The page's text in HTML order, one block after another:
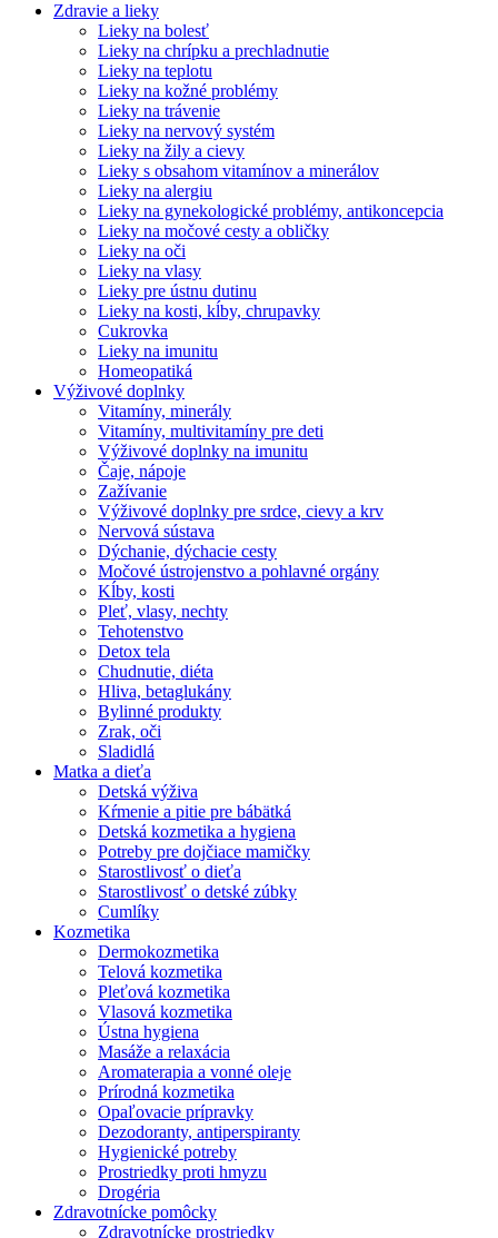
Zdravie a lieky
Lieky na bolesť
Lieky na chrípku a prechladnutie
Lieky na teplotu
Lieky na kožné problémy
Lieky na trávenie
Lieky na nervový systém
Lieky na žily a cievy
Lieky s obsahom vitamínov a minerálov
Lieky na alergiu
Lieky na gynekologické problémy, antikoncepcia
Lieky na močové cesty a obličky
Lieky na oči
Lieky na vlasy
Lieky pre ústnu dutinu
Lieky na kosti, kĺby, chrupavky
Cukrovka
Lieky na imunitu
Homeopatiká
Výživové doplnky
Vitamíny, minerály
Vitamíny, multivitamíny pre deti
Výživové doplnky na imunitu
Čaje, nápoje
Zažívanie
Výživové doplnky pre srdce, cievy a krv
Nervová sústava
Dýchanie, dýchacie cesty
Močové ústrojenstvo a pohlavné orgány
Kĺby, kosti
Pleť, vlasy, nechty
Tehotenstvo
Detox tela
Chudnutie, diéta
Hliva, betaglukány
Bylinné produkty
Zrak, oči
Sladidlá
Matka a dieťa
Detská výživa
Kŕmenie a pitie pre bábätká
Detská kozmetika a hygiena
Potreby pre dojčiace mamičky
Starostlivosť o dieťa
Starostlivosť o detské zúbky
Cumlíky
Kozmetika
Dermokozmetika
Telová kozmetika
Pleťová kozmetika
Vlasová kozmetika
Ústna hygiena
Masáže a relaxácia
Aromaterapia a vonné oleje
Prírodná kozmetika
Opaľovacie prípravky
Dezodoranty, antiperspiranty
Hygienické potreby
Prostriedky proti hmyzu
Drogéria
Zdravotnícke pomôcky
Zdravotnícke prostriedky